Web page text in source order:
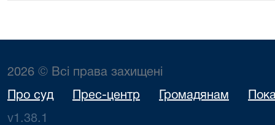
2026 © Всі права захищені
Про суд Прес-центр Громадянам
v1.38.1